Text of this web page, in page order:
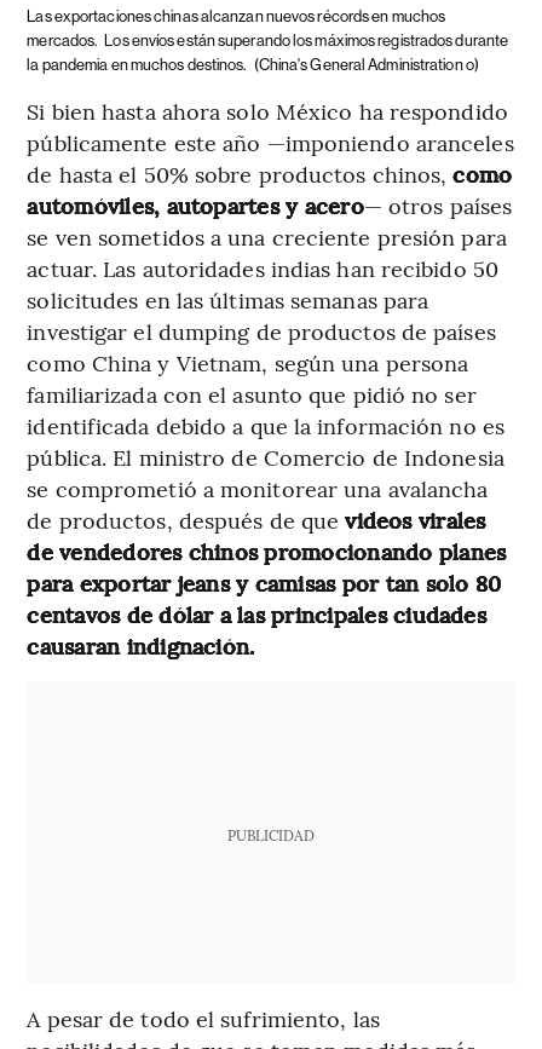
Las exportaciones chinas alcanzan nuevos récords en muchos
mercados.
Los envíos están superando los máximos registrados durante
la pandemia en muchos destinos. (China's General Administration o)
Si bien hasta ahora solo México ha respondido
públicamente este año —imponiendo aranceles
de hasta el 50% sobre productos chinos,como
automóviles, autopartes y acero— otros países
se ven sometidos a una creciente presión para
actuar. Las autoridades indias han recibido 50
solicitudes en las últimas semanas para
investigar el dumping de productos de países
como China y Vietnam, según una persona
familiarizada con el asunto que pidió no ser
identificada debido a que la información no es
pública. El ministro de Comercio de Indonesia
se comprometió a monitorear una avalancha
de productos, después de quevideos virales
de vendedores chinos promocionando planes
para exportar jeans y camisas por tan solo 80
centavos de dólar a las principales ciudades
causaran indignación.
PUBLICIDAD
A pesar de todo el sufrimiento, las